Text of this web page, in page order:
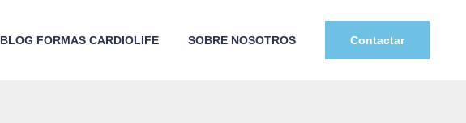
Contactar
BLOG FORMAS CARDIOLIFE SOBRE NOSOTROS